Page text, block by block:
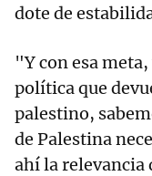
dote de
"Y con esa
política que
palestino,
de Palestina
ahí la relevancia